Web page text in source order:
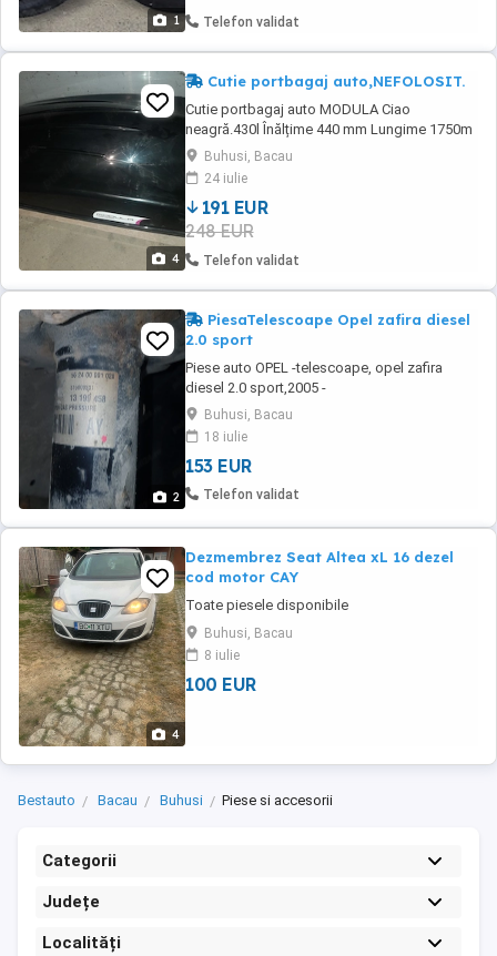
1 Telefon validat
4
Cutie portbagaj auto,NEFOLOSIT.
Cutie portbagaj auto MODULA Ciao
neagră.430l Înălțime 440 mm Lungime 1750m
Lățime 800 mm Capacitate 75 kg
Buhusi, Bacau
24 iulie
191 EUR
248 EUR
Telefon validat
2
PiesaTelescoape Opel zafira diesel
2.0 sport
Piese auto OPEL -telescoape, opel zafira
diesel 2.0 sport,2005 -
Buhusi, Bacau
18 iulie
153 EUR
Telefon validat
4
Dezmembrez Seat Altea xL 16 dezel
cod motor CAY
Toate piesele disponibile
Buhusi, Bacau
8 iulie
100 EUR
Bestauto Bacau Buhusi Piese si accesorii
Categorii
Județe
Localități